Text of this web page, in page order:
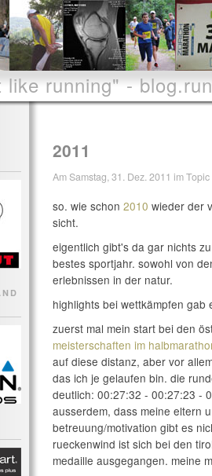
running" -
2011
Am Samstag, 31. Dez. 2011 im Topic
so. wie schon 2010 wieder der
sicht.
eigentlich gibt's da gar nichts
bestes sportjahr. sowohl von
erlebnissen in der natur.
highlights bei wettkämpfen gab
zuerst mal mein start bei den
meisterschaften im
auf diese distanz, aber vor
das ich je gelaufen bin. die
deutlich: 00:27:32 - 00:27:23 -
ausserdem, dass meine eltern
betreuung/motivation gibt es
rueckenwind ist sich bei den
medaille ausgegangen. meine